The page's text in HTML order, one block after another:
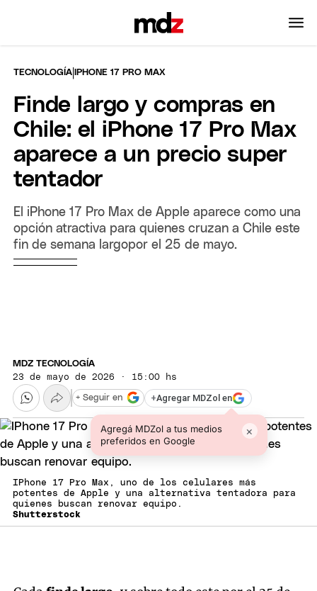
TECNOLOGÍA | IPHONE 17 PRO MAX
Finde largo y compras en
Chile: el iPhone 17 Pro Max
aparece a un precio super
tentador
El iPhone 17 Pro Max de Apple aparece como una
opción atractiva para quienes cruzan a Chile este
fin de semana largopor el 25 de mayo.
MDZ TECNOLOGÍA
23 de mayo de 2026 · 15:00 hs
+Agregar MDZol en
Agregá MDZol a tus medios
preferidos en Google
×
+ Seguir en
IPhone 17 Pro Max, uno de los celulares más
potentes de Apple y una alternativa tentadora para
quienes buscan renovar equipo.
Shutterstock